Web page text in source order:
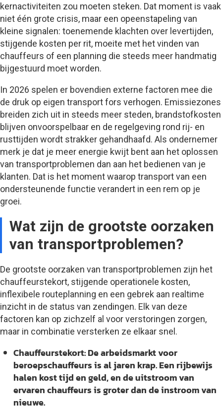
kernactiviteiten zou moeten steken. Dat moment is vaak
niet één grote crisis, maar een opeenstapeling van
kleine signalen: toenemende klachten over levertijden,
stijgende kosten per rit, moeite met het vinden van
chauffeurs of een planning die steeds meer handmatig
bijgestuurd moet worden.
In 2026 spelen er bovendien externe factoren mee die
de druk op eigen transport fors verhogen. Emissiezones
breiden zich uit in steeds meer steden, brandstofkosten
blijven onvoorspelbaar en de regelgeving rond rij- en
rusttijden wordt strakker gehandhaafd. Als ondernemer
merk je dat je meer energie kwijt bent aan het oplossen
van transportproblemen dan aan het bedienen van je
klanten. Dat is het moment waarop transport van een
ondersteunende functie verandert in een rem op je
groei.
Wat zijn de grootste oorzaken
van transportproblemen?
De grootste oorzaken van transportproblemen zijn het
chauffeurstekort, stijgende operationele kosten,
inflexibele routeplanning en een gebrek aan realtime
inzicht in de status van zendingen. Elk van deze
factoren kan op zichzelf al voor verstoringen zorgen,
maar in combinatie versterken ze elkaar snel.
Chauffeurstekort:De arbeidsmarkt voor
beroepschauffeurs is al jaren krap. Een rijbewijs
halen kost tijd en geld, en de uitstroom van
ervaren chauffeurs is groter dan de instroom van
nieuwe.